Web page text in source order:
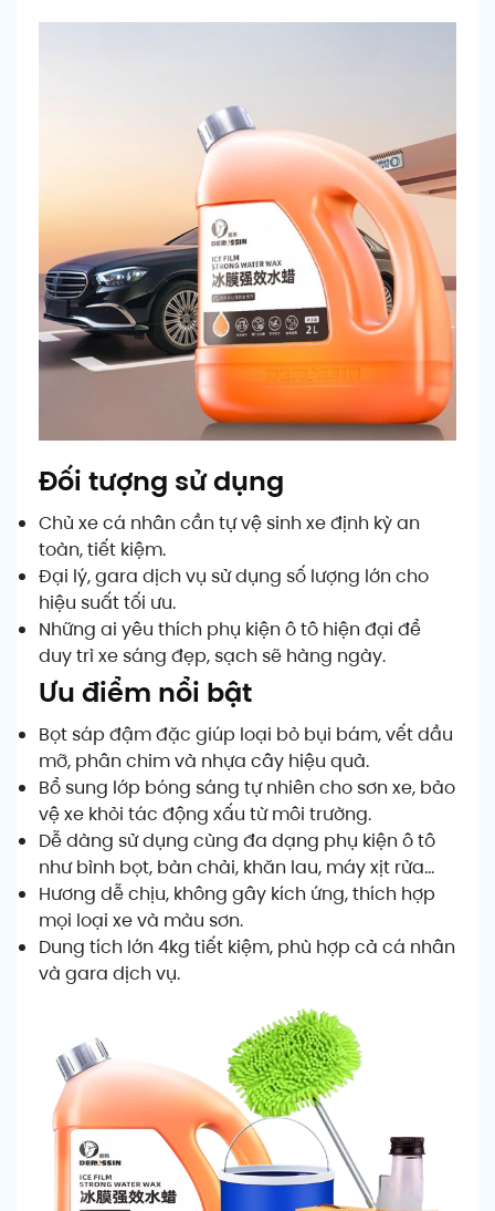
Đối tượng sử dụng
Chủ xe cá nhân cần tự vệ sinh xe định kỳ an
toàn, tiết kiệm.
Đại lý, gara dịch vụ sử dụng số lượng lớn cho
hiệu suất tối ưu.
Những ai yêu thích phụ kiện ô tô hiện đại để
duy trì xe sáng đẹp, sạch sẽ hàng ngày.
Ưu điểm nổi bật
Bọt sáp đậm đặc giúp loại bỏ bụi bám, vết dầu
mỡ, phân chim và nhựa cây hiệu quả.
Bổ sung lớp bóng sáng tự nhiên cho sơn xe, bảo
vệ xe khỏi tác động xấu từ môi trường.
Dễ dàng sử dụng cùng đa dạng phụ kiện ô tô
như bình bọt, bàn chải, khăn lau, máy xịt rửa…
Hương dễ chịu, không gây kích ứng, thích hợp
mọi loại xe và màu sơn.
Dung tích lớn 4kg tiết kiệm, phù hợp cả cá nhân
và gara dịch vụ.